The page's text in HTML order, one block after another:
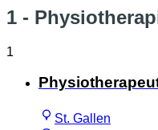
1 -
1
St. Gallen